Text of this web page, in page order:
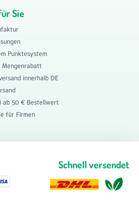
Sie
Punktesystem
Mengenrabatt
innerhalb DE
ab 50 € Bestellwert
für Firmen
Schnell versendet